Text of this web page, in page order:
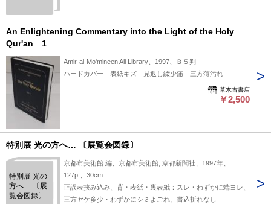
An Enlightening Commentary into the Light of the Holy
Qur'an 1
Amir-al-Mo'mineen Ali Library、1997、Ｂ５判
ハードカバー 表紙キズ 見返し綴少痛 三方薄汚れ
草木古書店
￥2,500
特別展 光の方へ… 〔展覧会図録〕
特別展 光の
方へ… 〔展
覧会図録〕
京都市美術館 編、京都市美術館, 京都新聞社、1997年、
127p.、30cm
正誤表挟み込み、背・表紙・裏表紙：スレ・わずかに端ヨレ、
三方ヤケ多少・わずかにシミよごれ、書込折れなし